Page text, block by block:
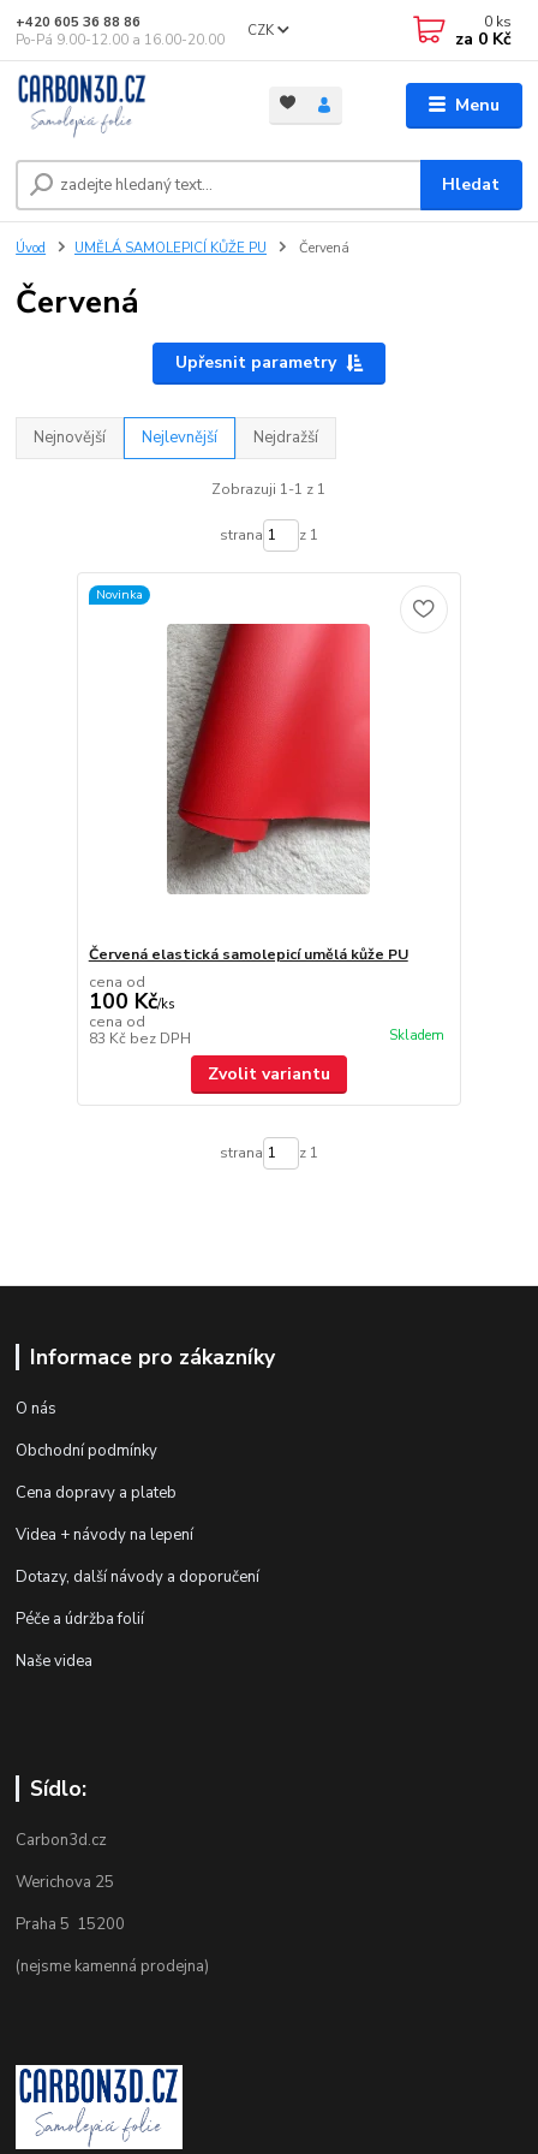
Menu
CZK
Hledat
+420 605 36 88 86
Po-Pá 9.00-12.00 a 16.00-20.00
0 ks
za 0 Kč
Úvod UMĚLÁ SAMOLEPICÍ KŮŽE PU Červená
Červená
Upřesnit parametry
Nejnovější Nejlevnější Nejdražší
Zobrazuji 1-1 z 1
strana z 1
Novinka
Červená elastická samolepicí umělá kůže PU
cena od
100 Kč/ks
cena od
83 Kč bez DPH Skladem
Zvolit variantu
strana z 1
Informace pro zákazníky
O nás
Obchodní podmínky
Cena dopravy a plateb
Videa + návody na lepení
Dotazy, další návody a doporučení
Péče a údržba folií
Naše videa
Sídlo:
Carbon3d.cz
Werichova 25
Praha 5 15200
(nejsme kamenná prodejna)